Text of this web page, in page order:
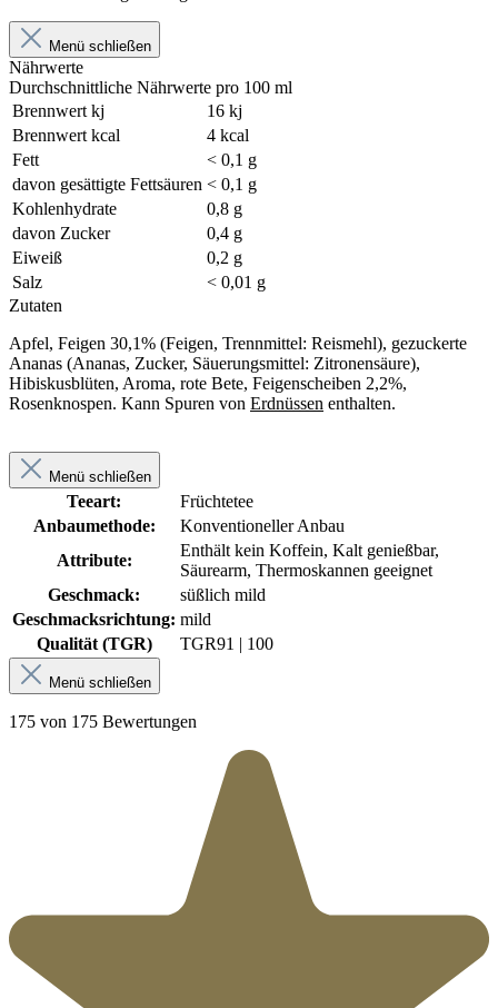
Menü schließen
Nährwerte
Durchschnittliche Nährwerte pro 100 ml
Brennwert kj
16 kj
Brennwert kcal
4 kcal
Fett
< 0,1 g
davon gesättigte Fettsäuren < 0,1 g
Kohlenhydrate
0,8 g
davon Zucker
0,4 g
Eiweiß
0,2 g
Salz
< 0,01 g
Zutaten
Apfel, Feigen 30,1% (Feigen, Trennmittel: Reismehl), gezuckerte
Ananas (Ananas, Zucker, Säuerungsmittel: Zitronensäure),
Hibiskusblüten, Aroma, rote Bete, Feigenscheiben 2,2%,
Rosenknospen. Kann Spuren von Erdnüssen enthalten.
Menü schließen
Teeart:
Früchtetee
Anbaumethode:
Konventioneller Anbau
Attribute:
Enthält kein Koffein, Kalt genießbar,
Säurearm, Thermoskannen geeignet
Geschmack:
süßlich mild
Geschmacksrichtung: mild
Qualität (TGR)
TGR91 | 100
Menü schließen
175 von 175 Bewertungen